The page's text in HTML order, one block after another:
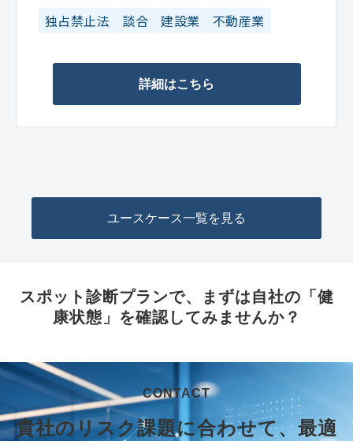
独占禁止法
談合 建設業 不動産業
詳細はこちら
ユースケース一覧を見る
スポット診断プランで、まずは自社の「健
康状態」を確認してみませんか？
CONTACT
貴社のリスク課題に合わせて、最適